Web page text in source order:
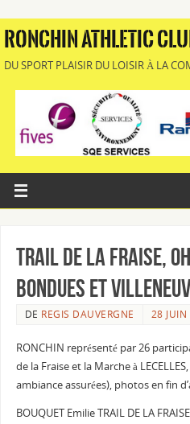
RONCHIN ATHLETIC
DU SPORT PLAISIR DU LOISIR À LA
Trail de la Fraise,
Bondues et
DE REGIS DAUVERGNE 28
RONCHIN représenté par 26
de la Fraise et la Marche à
ambiance assurées), photos en fin
BOUQUET Emilie TRAIL DE LA